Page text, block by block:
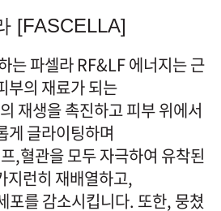
[FASCELLA]
는 파셀라 RF&LF 에너지는 근
부의 재료가 되는
재생을 촉진하고 피부 위에서
게 글라이팅하며
,혈관을 모두 자극하여 유착된
지런히 재배열하고,
포를 감소시킵니다. 또한, 뭉쳤